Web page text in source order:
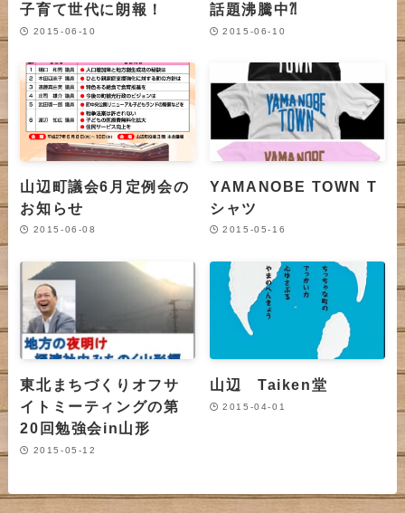
子育て世代に朗報！
2015-06-10
話題沸騰中⁈
2015-06-10
山辺町議会6月定例会の
お知らせ
2015-06-08
YAMANOBE TOWN T
シャツ
2015-05-16
東北まちづくりオフサ
イトミーティングの第
20回勉強会in山形
2015-05-12
山辺 Taiken堂
2015-04-01